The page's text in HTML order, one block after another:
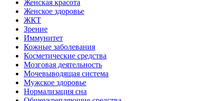
Женская красота
Женское здоровье
ЖКТ
Зрение
Иммунитет
Кожные заболевания
Косметические средства
Мозговая деятельность
Мочевыводящая система
Мужское здоровье
Нормализация сна